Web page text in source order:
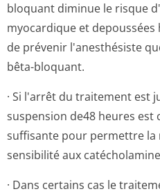
bloquant diminue le risque
myocardique et
de prévenir l'anesthésiste
bêta-bloquant.
· Si l'arrêt du traitement est
suspension de48 heures est
suffisante pour permettre la
sensibilité aux
· Dans certains cas le